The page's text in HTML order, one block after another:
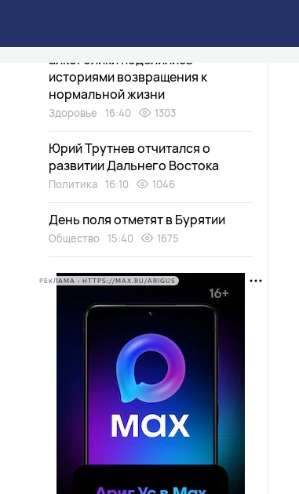
алкоголики поделились
историями возвращения к
нормальной жизни
Здоровье 16:40 1303
Юрий Трутнев отчитался о
развитии Дальнего Востока
Политика 16:10 1046
День поля отметят в Бурятии
Общество 15:40 1675
РЕКЛАМА • HTTPS://MAX.RU/ARIGUS